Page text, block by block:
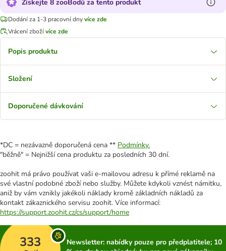
Získejte 8 zooBodů za tento produkt
Dodání za 1-3 pracovní dnyvíce zde
Vrácení zbožívíce zde
Popis produktu
Složení
Doporučené dávkování
*DC = nezávazně doporučená cena ** Podmínky.
"běžně" = Nejnižší cena produktu za posledních 30 dní.
zoohit má právo používat vaši e-mailovou adresu k přímé reklamě na
své vlastní podobné zboží nebo služby. Můžete kdykoli vznést námitku,
aniž by vám vznikly jakékoli náklady kromě základních nákladů za
kontakt zákaznického servisu zoohit. Více informací:
https://support.zoohit.cz/cs/support/home
333
Newsletter: nabídky pouze pro předplatitele; 10